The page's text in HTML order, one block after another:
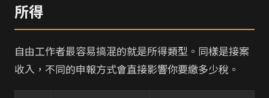
所得
自由工作者最容易搞混的就是所得類型。同樣是接案
收入，不同的申報方式會直接影響你要繳多少稅。